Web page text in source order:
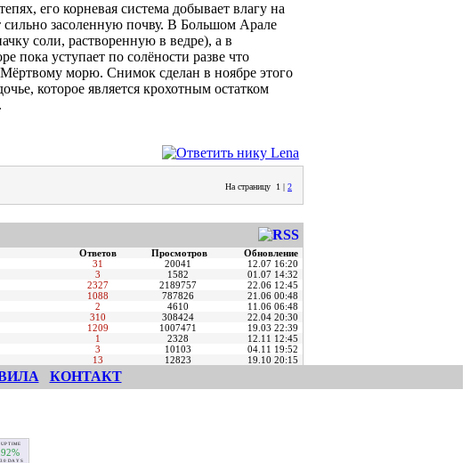
его корневая система добывает влагу на
засоленную почву. В Большом Арале
соли, растворенную в ведре), а в
пока уступает по солёности разве что
морю. Снимок сделан в ноябре этого
которое является крохотным остатком
На страницу 1 | 2
Ответов Просмотров
Обновление
31 20041
12.07 16:20
3 1582
01.07 14:32
2327 2189757
22.06 12:45
1088 787826
21.06 00:48
2 4610
11.06 06:48
310 308424
22.04 20:30
1209 1007471
19.03 22:39
1 2328
12.11 12:45
3 10103
04.11 19:52
13 12823 19.10 20:15
КОНТАКТ